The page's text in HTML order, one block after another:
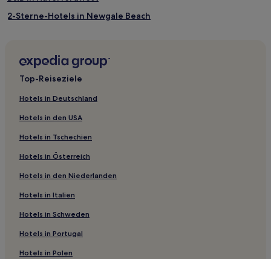
2-Sterne-Hotels in Newgale Beach
Luxus in St. Florence
Golf in Newport
Haustierfreundliche in Newport
Golf in Carmarthenshire
Familien in Haverfordwest
Hotels mit inbegriffenem Frühstück in Haverfordwest
Golf in Port-Eynon
Familien in Tenby
Familien in Saundersfoot
Top-Reiseziele
Hotels in Deutschland
Hotels in den USA
Hotels in Tschechien
Hotels in Österreich
Hotels in den Niederlanden
Hotels in Italien
Hotels in Schweden
Hotels in Portugal
Hotels in Polen